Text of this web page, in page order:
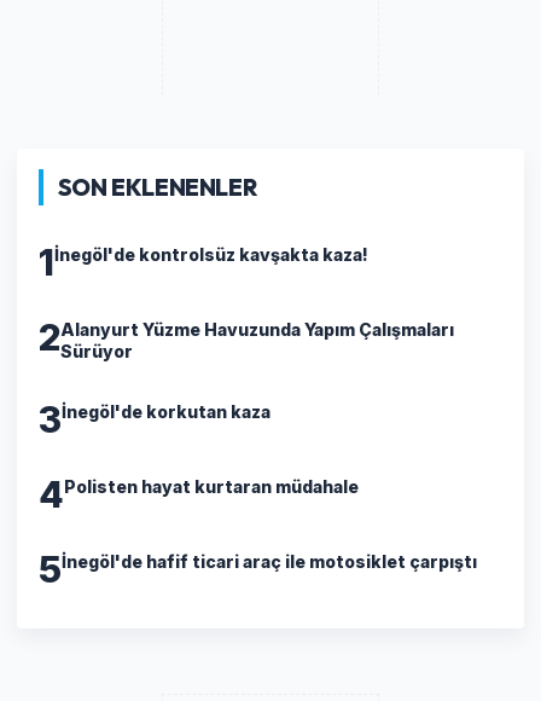
SON EKLENENLER
1İnegöl'de kontrolsüz kavşakta kaza!
2Alanyurt Yüzme Havuzunda Yapım Çalışmaları
Sürüyor
3İnegöl'de korkutan kaza
4Polisten hayat kurtaran müdahale
5İnegöl'de hafif ticari araç ile motosiklet çarpıştı